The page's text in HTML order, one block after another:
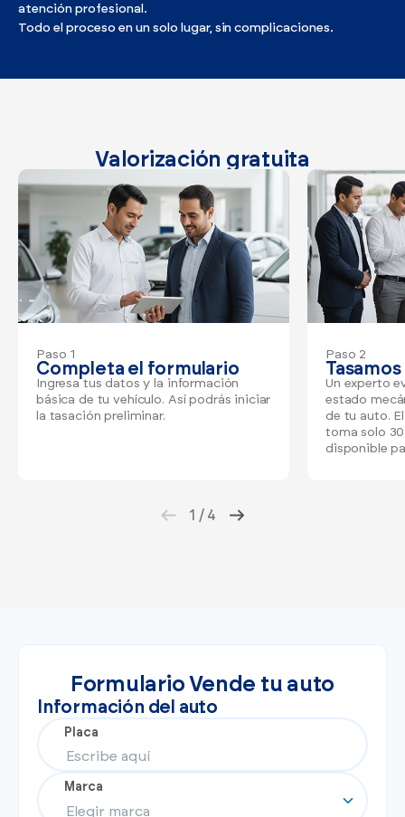
Promociones
Flotas
atención profesional.
Todo el proceso en un solo lugar, sin complicaciones.
Valorización gratuita
Paso 1
Completa el formulario
Ingresa tus datos y la información
básica de tu vehículo. Así podrás iniciar
la tasación preliminar.
Paso 2
Un experto
estado
de tu auto.
toma solo
disponible
1 / 4
Formulario Vende tu auto
Información del auto
Placa
Marca